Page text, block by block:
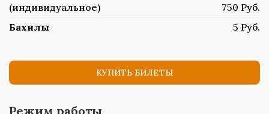
(индивидуальное)
750 Руб.
Бахилы
5 Руб.
КУПИТЬ БИЛЕТЫ
Режим работы